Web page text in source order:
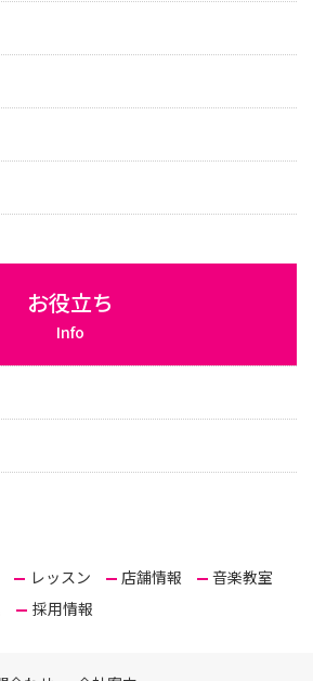
お役立ち
Info
レッスン 店舗情報
音楽教室
採用情報